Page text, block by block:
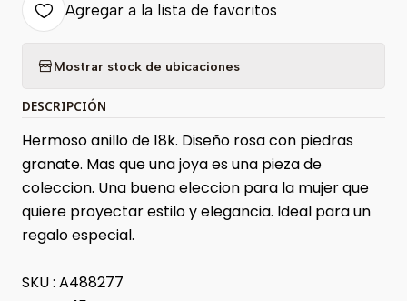
Agregar a la lista de favoritos
Mostrar stock de ubicaciones
DESCRIPCIÓN
Hermoso anillo de 18k. Diseño rosa con piedras
granate. Mas que una joya es una pieza de
coleccion. Una buena eleccion para la mujer que
quiere proyectar estilo y elegancia. Ideal para un
regalo especial.
SKU : A488277